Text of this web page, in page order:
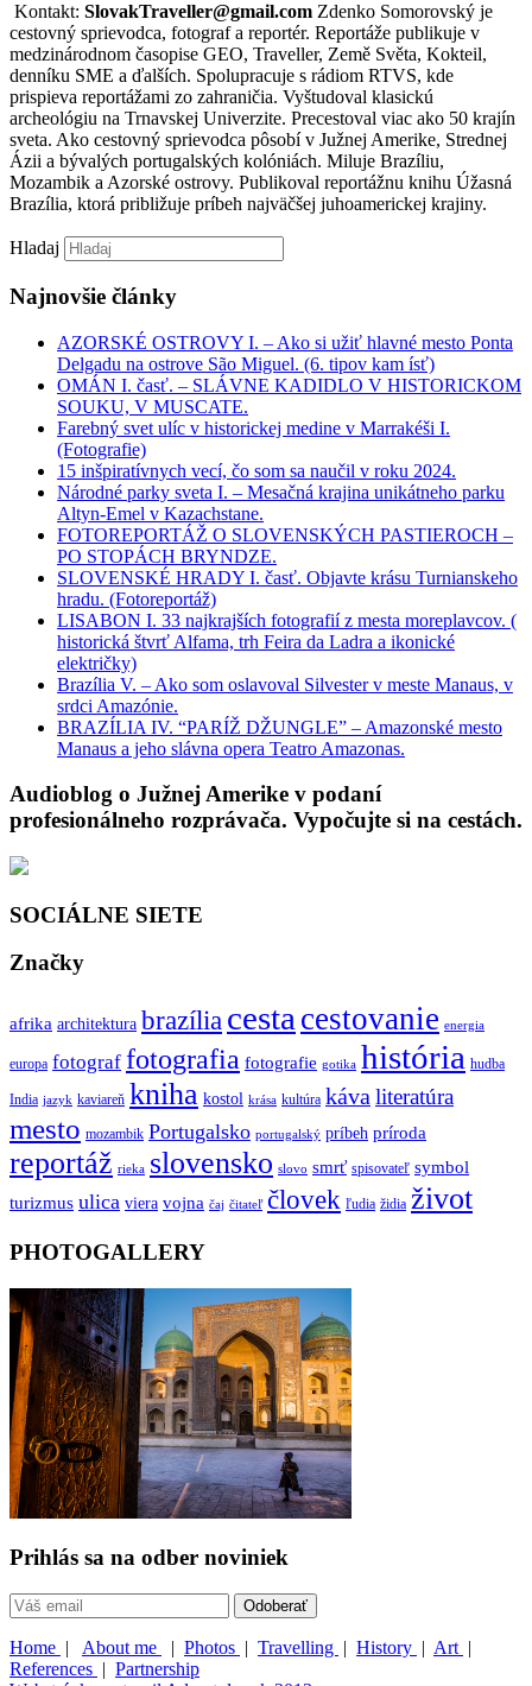
Kontakt: SlovakTraveller@gmail.com Zdenko Somorovský je
cestovný sprievodca, fotograf a reportér. Reportáže publikuje v
medzinárodnom časopise GEO, Traveller, Země Světa, Kokteil,
denníku SME a ďalších. Spolupracuje s rádiom RTVS, kde
prispieva reportážami zo zahraničia. Vyštudoval klasickú
archeológiu na Trnavskej Univerzite. Precestoval viac ako 50 krajín
sveta. Ako cestovný sprievodca pôsobí v Južnej Amerike, Strednej
Ázii a bývalých portugalských kolóniách. Miluje Brazíliu,
Mozambik a Azorské ostrovy. Publikoval reportážnu knihu Úžasná
Brazília, ktorá približuje príbeh najväčšej juhoamerickej krajiny.
Hladaj
Najnovšie články
AZORSKÉ OSTROVY I. – Ako si užiť hlavné mesto Ponta
Delgadu na ostrove São Miguel. (6. tipov kam ísť)
OMÁN I. časť. – SLÁVNE KADIDLO V HISTORICKOM
SOUKU, V MUSCATE.
Farebný svet ulíc v historickej medine v Marrakéši I.
(Fotografie)
15 inšpiratívnych vecí, čo som sa naučil v roku 2024.
Národné parky sveta I. – Mesačná krajina unikátneho parku
Altyn-Emel v Kazachstane.
FOTOREPORTÁŽ O SLOVENSKÝCH PASTIEROCH –
PO STOPÁCH BRYNDZE.
SLOVENSKÉ HRADY I. časť. Objavte krásu Turnianskeho
hradu. (Fotoreportáž)
LISABON I. 33 najkrajších fotografií z mesta moreplavcov. (
historická štvrť Alfama, trh Feira da Ladra a ikonické
električky)
Brazília V. – Ako som oslavoval Silvester v meste Manaus, v
srdci Amazónie.
BRAZÍLIA IV. “PARÍŽ DŽUNGLE” – Amazonské mesto
Manaus a jeho slávna opera Teatro Amazonas.
Audioblog o Južnej Amerike v podaní
profesionálneho rozprávača. Vypočujte si na cestách.
SOCIÁLNE SIETE
Značky
afrika architektura brazília cesta cestovanie energia
europa fotograf fotografia fotografie gotika história hudba
India jazyk kaviareň kniha kostol krása kultúra káva literatúra
mesto mozambik Portugalsko portugalský príbeh príroda
reportáž rieka slovensko slovo smrť spisovateľ symbol
turizmus ulica viera vojna čaj čitateľ človek ľudia židia život
PHOTOGALLERY
Prihlás sa na odber noviniek
Home | About me | Photos | Travelling | History | Art |
References | Partnership